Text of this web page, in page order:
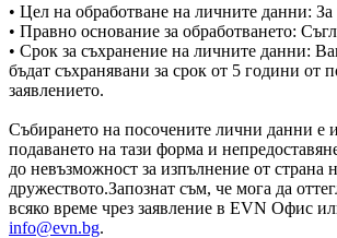
• Цел на обработване на личните данни: За
• Правно основание за обработването:
• Срок за съхранение на личните данни:
бъдат съхранявани за срок от 5 години от
заявлението.
Събирането на посочените лични данни е
подаването на тази форма и
до невъзможност за изпълнение от страна
дружеството.Запознат съм, че мога да
всяко време чрез заявление в EVN Офис
info@evn.bg.